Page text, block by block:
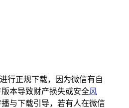
行正规下载，因为微信有自
本导致财产损失或安全风
与下载引导，若有人在微信